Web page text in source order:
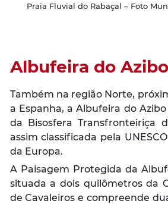
Praia Fluvial do Rabaçal – Foto
Albufeira do Azibo
Também na região Norte,
a Espanha, a Albufeira do
da Bisosfera Transfronteiriça
assim classificada pela
da Europa.
A Paisagem Protegida da
situada a dois quilômetros da
de Cavaleiros e compreende